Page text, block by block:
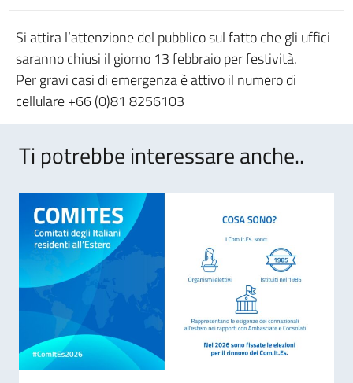
Si attira l’attenzione del pubblico sul fatto che gli uffici
saranno chiusi il giorno 13 febbraio per festività.
Per gravi casi di emergenza è attivo il numero di
cellulare +66 (0)81 8256103
Ti potrebbe interessare anche..